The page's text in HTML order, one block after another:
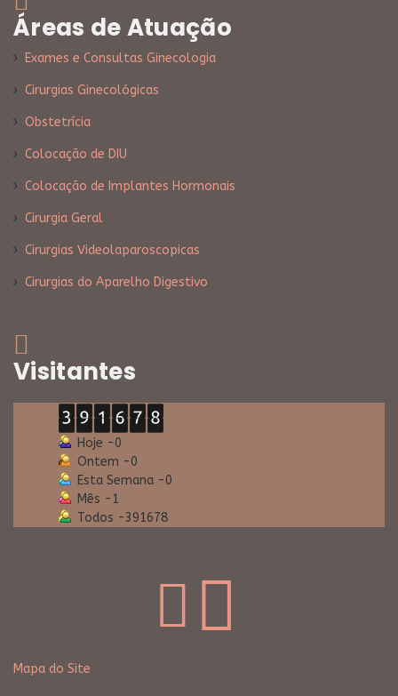
Áreas de Atuação
Exames e Consultas Ginecologia
Cirurgias Ginecológicas
Obstetrícia
Colocação de DIU
Colocação de Implantes Hormonais
Cirurgia Geral
Cirurgias Videolaparoscopicas
Cirurgias do Aparelho Digestivo
Visitantes
Hoje -0
Ontem -0
Esta Semana -0
Mês -1
Todos -391678
Mapa do Site